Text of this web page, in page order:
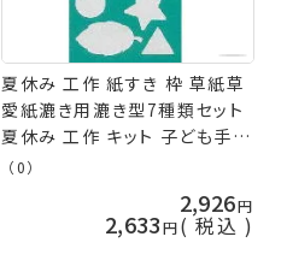
夏休み 工作 紙すき 枠 草紙草
愛紙漉き用漉き型7種類セット
夏休み 工作 キット 子ども手芸
アルテ 手芸の山久
（0）
2,926
2,633 税込